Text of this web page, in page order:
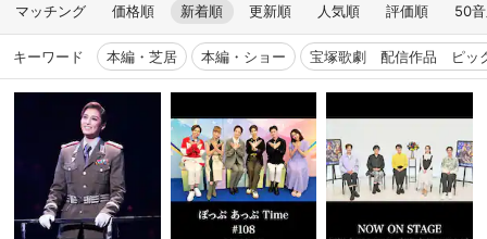
マッチング 価格順 新着順 更新順 人気順 評価順 50
キーワード 本編・芝居 本編・ショー 宝塚歌劇 配信作品 ピッ